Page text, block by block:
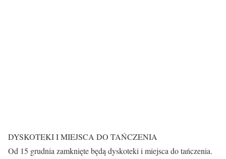
DYSKOTEKI I MIEJSCA DO TAŃCZENIA
Od 15 grudnia zamknięte będą dyskoteki i miejsca do tańczenia.